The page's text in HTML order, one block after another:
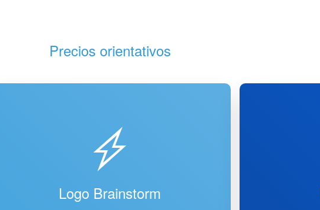
Precios orientativos
Logo Brainstorm